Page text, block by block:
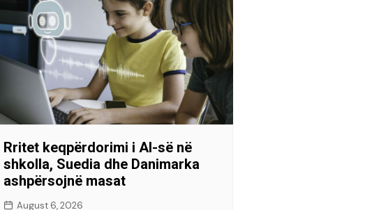
Rritet keqpërdorimi i AI-së në
shkolla, Suedia dhe Danimarka
ashpërsojnë masat
August 6, 2026